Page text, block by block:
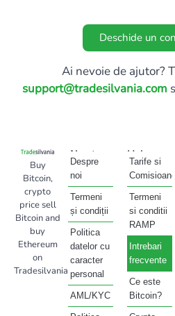
Deschide un
Ai nevoie de ajutor?
support@tradesilvania.com
Buy
Bitcoin,
crypto
price sell
Bitcoin and
buy
Ethereum
on
Tradesilvania
About
Despre
noi
Termeni
și condiții
Politica
datelor cu
caracter
personal
AML/KYC
Help
Tarife si
Comisioane
Termeni
si conditii
RAMP
Intrebari
frecvente
Ce este
Bitcoin?